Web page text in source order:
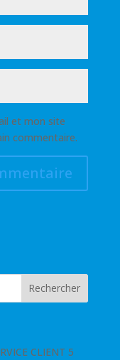
et mon site
commentaire.
CLIENT 5